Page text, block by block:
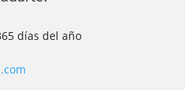
días del año